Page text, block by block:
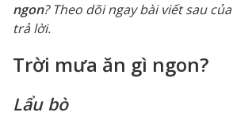
ngon? Theo dõi ngay bài viết sau của
trả lời.
Trời mưa ăn gì ngon?
Lẩu bò